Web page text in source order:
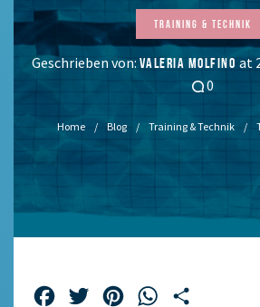
Training & Technik
Geschrieben von: VALERIA MOLFINO at
0
Home Blog Training & Technik
FacebookTwitterPinterestWhatsApp